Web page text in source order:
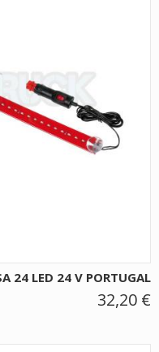
24 LED 24 V PORTUGAL
32,20 €